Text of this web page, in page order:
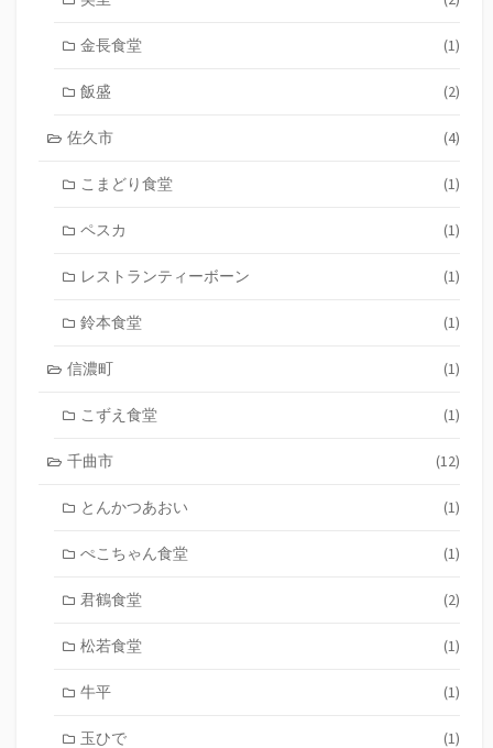
金長食堂 (1)
飯盛 (2)
佐久市 (4)
こまどり食堂 (1)
ペスカ (1)
レストランティーボーン (1)
鈴本食堂 (1)
信濃町 (1)
こずえ食堂 (1)
千曲市 (12)
とんかつあおい (1)
ぺこちゃん食堂 (1)
君鶴食堂 (2)
松若食堂 (1)
牛平 (1)
玉ひで (1)